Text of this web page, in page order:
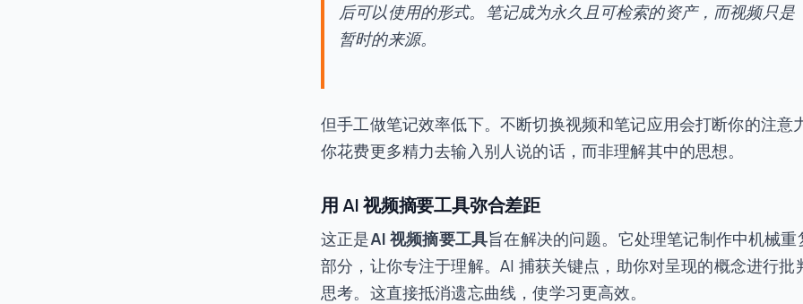
后可以使用的形式。笔记成为永久且可检索的资产，而视频只是
暂时的来源。
但手工做笔记效率低下。不断切换视频和笔记应用会打断你的注意
你花费更多精力去输入别人说的话，而非理解其中的思想。
用 AI 视频摘要工具弥合差距
这正是AI 视频摘要工具旨在解决的问题。它处理笔记制作中机械重
部分，让你专注于理解。AI 捕获关键点，助你对呈现的概念进行批
思考。这直接抵消遗忘曲线，使学习更高效。